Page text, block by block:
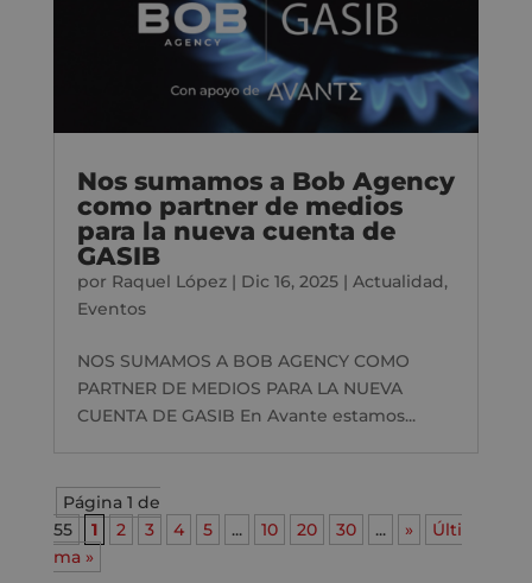
Nos sumamos a Bob Agency
como partner de medios
para la nueva cuenta de
GASIB
por Raquel López| Dic 16, 2025| Actualidad,
Eventos
NOS SUMAMOS A BOB AGENCY COMO
PARTNER DE MEDIOS PARA LA NUEVA
CUENTA DE GASIB En Avante estamos...
Página 1 de
55
1 2 3 4 5 ... 10 20 30 ... »
Últi
ma »